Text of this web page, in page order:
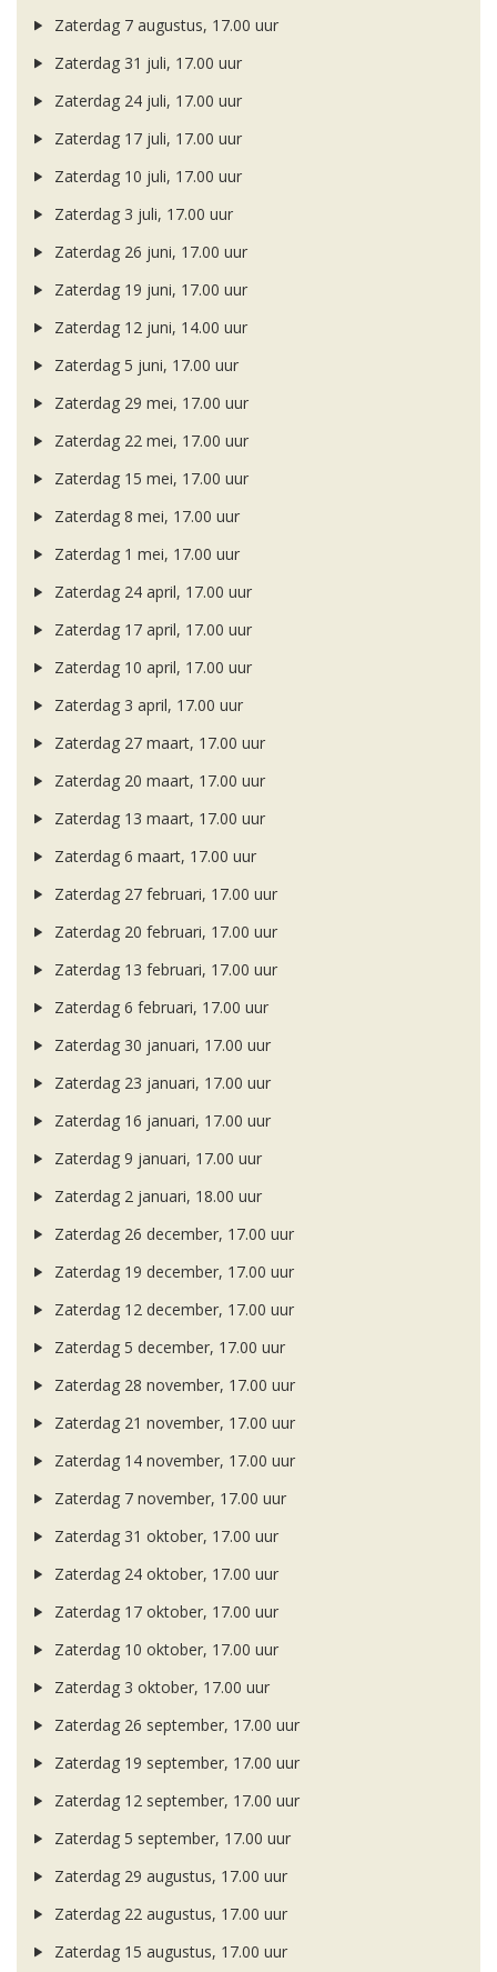
Zaterdag 7 augustus, 17.00 uur
Zaterdag 31 juli, 17.00 uur
Zaterdag 24 juli, 17.00 uur
Zaterdag 17 juli, 17.00 uur
Zaterdag 10 juli, 17.00 uur
Zaterdag 3 juli, 17.00 uur
Zaterdag 26 juni, 17.00 uur
Zaterdag 19 juni, 17.00 uur
Zaterdag 12 juni, 14.00 uur
Zaterdag 5 juni, 17.00 uur
Zaterdag 29 mei, 17.00 uur
Zaterdag 22 mei, 17.00 uur
Zaterdag 15 mei, 17.00 uur
Zaterdag 8 mei, 17.00 uur
Zaterdag 1 mei, 17.00 uur
Zaterdag 24 april, 17.00 uur
Zaterdag 17 april, 17.00 uur
Zaterdag 10 april, 17.00 uur
Zaterdag 3 april, 17.00 uur
Zaterdag 27 maart, 17.00 uur
Zaterdag 20 maart, 17.00 uur
Zaterdag 13 maart, 17.00 uur
Zaterdag 6 maart, 17.00 uur
Zaterdag 27 februari, 17.00 uur
Zaterdag 20 februari, 17.00 uur
Zaterdag 13 februari, 17.00 uur
Zaterdag 6 februari, 17.00 uur
Zaterdag 30 januari, 17.00 uur
Zaterdag 23 januari, 17.00 uur
Zaterdag 16 januari, 17.00 uur
Zaterdag 9 januari, 17.00 uur
Zaterdag 2 januari, 18.00 uur
Zaterdag 26 december, 17.00 uur
Zaterdag 19 december, 17.00 uur
Zaterdag 12 december, 17.00 uur
Zaterdag 5 december, 17.00 uur
Zaterdag 28 november, 17.00 uur
Zaterdag 21 november, 17.00 uur
Zaterdag 14 november, 17.00 uur
Zaterdag 7 november, 17.00 uur
Zaterdag 31 oktober, 17.00 uur
Zaterdag 24 oktober, 17.00 uur
Zaterdag 17 oktober, 17.00 uur
Zaterdag 10 oktober, 17.00 uur
Zaterdag 3 oktober, 17.00 uur
Zaterdag 26 september, 17.00 uur
Zaterdag 19 september, 17.00 uur
Zaterdag 12 september, 17.00 uur
Zaterdag 5 september, 17.00 uur
Zaterdag 29 augustus, 17.00 uur
Zaterdag 22 augustus, 17.00 uur
Zaterdag 15 augustus, 17.00 uur